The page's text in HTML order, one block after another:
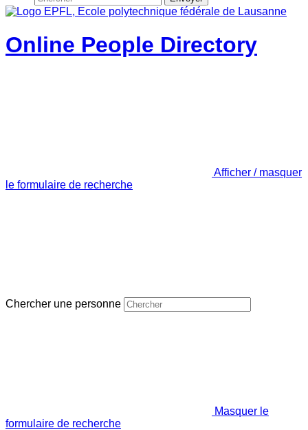
Online People Directory
Afficher / masquer
le formulaire de recherche
Chercher une personne
Masquer le
formulaire de recherche